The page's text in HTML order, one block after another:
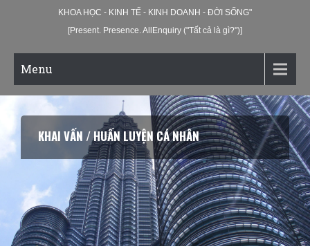
KHOA HỌC - KINH TẾ - KINH DOANH - ĐỜI SỐNG"
[Present. Presence. AllEnquiry ("Tất cả là gì?")]
Menu
KHAI VẤN / HUẤN LUYỆN CÁ NHÂN